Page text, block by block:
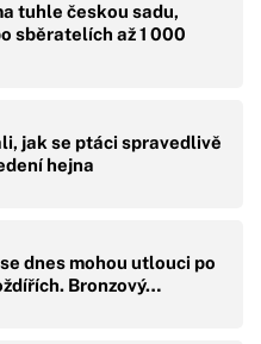
tuhle českou sadu,
sběratelích až 1 000
jak se ptáci spravedlivě
hejna
dnes mohou utlouci po
Bronzový…